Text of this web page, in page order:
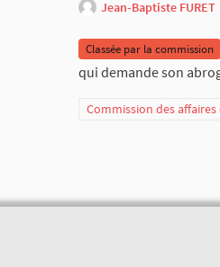
Jean-Baptiste FURET
Classée par la commission
qui demande son
Commission des